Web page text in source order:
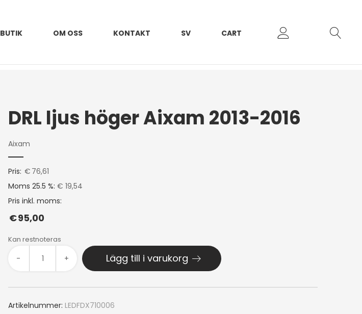
BUTIK OM OSS KONTAKT SV CART
DRL ljus höger Aixam 2013-2016
Aixam
Pris: € 76,61
Moms 25.5 %: € 19,54
Pris inkl. moms:
€95,00
Kan restnoteras
- + Lägg till i varukorg
Artikelnummer: LEDFDX710006